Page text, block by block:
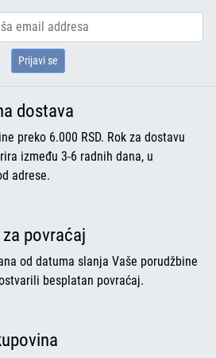
Prijavi se
dostava
preko 6.000 RSD. Rok za dostavu
između 3-6 radnih dana, u
adrese.
povraćaj
od datuma slanja Vaše porudžbine
besplatan povraćaj.